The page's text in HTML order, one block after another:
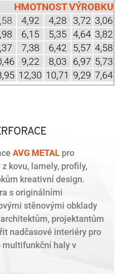
HMOTNOST VÝROBKU
4,92 4,28 3,72 3,06
6,15 5,35 4,64 3,82
7,38 6,42 5,57 4,58
9,22 8,03 6,97 5,73
12,30 10,71 9,29 7,64
AVG METAL pro
kovu, lamely, profily,
kreativní design.
s originálními
stěnovými obklady
architektům, projektantům
nadčasové interiéry pro
multifunkční haly v